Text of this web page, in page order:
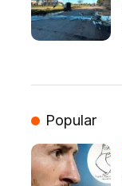
Popular